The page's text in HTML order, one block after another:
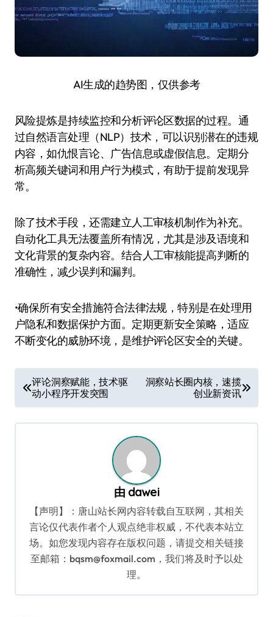
AI生成的趋势图，仅供参考
风险提炼是持续监控和分析评论区数据的过程。通
过自然语言处理（NLP）技术，可以识别潜在的违规
内容，如仇恨言论、广告信息或虚假信息。定期分
析高频关键词和用户行为模式，有助于提前发现异
常。
除了技术手段，还需建立人工审核机制作为补充。
自动化工具无法覆盖所有情况，尤其是涉及语境和
文化背景的复杂内容。结合人工审核能提高判断的
准确性，减少误判和漏判。
•确保所有安全措施符合法律法规，特别是在处理用
户隐私和数据保护方面。定期更新安全策略，适应
不断变化的威胁环境，是维护评论区安全的关键。
章
导
评论洞察赋能，技术驱
动小程序开发突围
洞察站长圈内核，速揽
创业新资讯
由 dawei
【声明】：唐山站长网内容转载自互联网，其相关
言论仅代表作者个人观点绝非权威，不代表本站立
场。如您发现内容存在版权问题，请提交相关链接
至邮箱：bqsm@foxmail.com，我们将及时予以处
理。